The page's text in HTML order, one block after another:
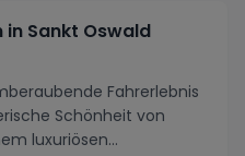
Sankt Oswald
Fahrerlebnis
Schönheit von
luxuriösen